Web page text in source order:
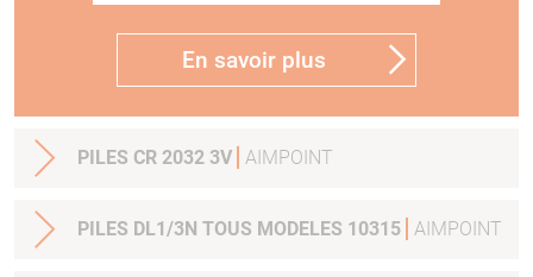
En savoir plus
PILES CR 2032 3V AIMPOINT
PILES DL1/3N TOUS MODELES 10315 AIMPOINT